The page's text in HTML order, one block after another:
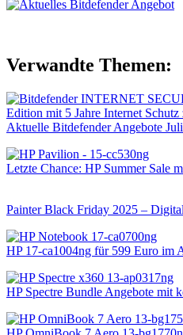
Verwandte Themen:
Aktuelle Bitdefender Angebote
Letzte Chance: HP Summer Sale
Painter Black Friday 2025 –
HP 17-ca1004ng für 599 Euro im
HP Spectre Bundle Angebote mit